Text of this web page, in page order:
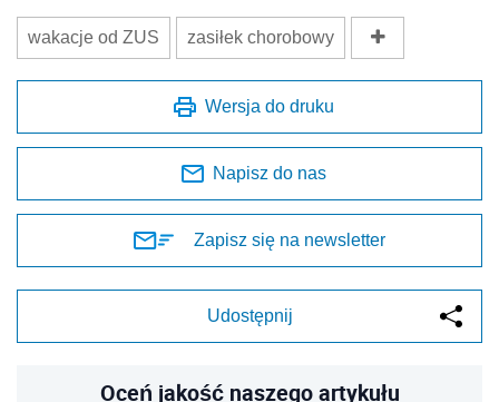
wakacje od ZUS zasiłek chorobowy
Wersja do druku
Napisz do nas
Zapisz się na newsletter
Udostępnij
Oceń jakość naszego artykułu